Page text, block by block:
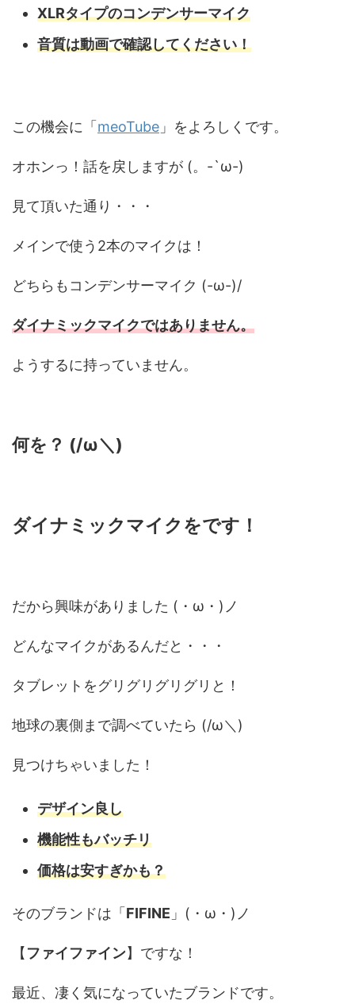
XLRタイプのコンデンサーマイク
音質は動画で確認してください！
この機会に「 meoTube 」をよろしくです。
オホンっ！話を戻しますが (。-`ω-)
見て頂いた通り・・・
メインで使う2本のマイクは！
どちらもコンデンサーマイク (-ω-)/
ダイナミックマイクではありません。
ようするに持っていません。
何を？ (/ω＼)
ダイナミックマイクをです！
だから興味がありました (・ω・)ノ
どんなマイクがあるんだと・・・
タブレットをグリグリグリグリと！
地球の裏側まで調べていたら (/ω＼)
見つけちゃいました！
デザイン良し
機能性もバッチリ
価格は安すぎかも？
そのブランドは「 FIFINE 」(・ω・)ノ
【 ファイファイン】ですな！
最近、凄く気になっていたブランドです。